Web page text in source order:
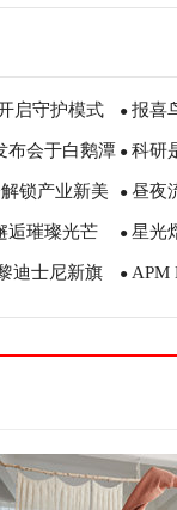
启守护模式 ● 报喜
候”的
布会于白鹅潭 ● 科研
品牌
锁产业新美 ● 昼夜
表
逅璀璨光芒 ● 星光
迪士尼新旗 ● APM